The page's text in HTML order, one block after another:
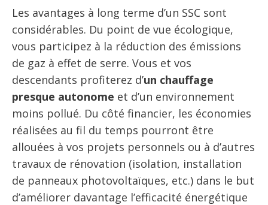
Les avantages à long terme d’un SSC sont
considérables. Du point de vue écologique,
vous participez à la réduction des émissions
de gaz à effet de serre. Vous et vos
descendants profiterez d’un chauffage
presque autonome et d’un environnement
moins pollué. Du côté financier, les économies
réalisées au fil du temps pourront être
allouées à vos projets personnels ou à d’autres
travaux de rénovation (isolation, installation
de panneaux photovoltaïques, etc.) dans le but
d’améliorer davantage l’efficacité énergétique